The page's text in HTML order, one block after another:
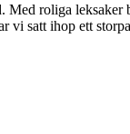
roliga
vi satt ihop ett